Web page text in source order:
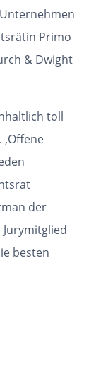
Primo
& Dwight
toll
der
besten